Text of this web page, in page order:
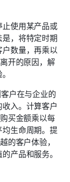
使用某产品或
，将特定时期
数量，再乘以
开的原因，解
户在与企业的
入。计算客户
买金额乘以每
生命周期。提
的客户体验，
产品和服务。